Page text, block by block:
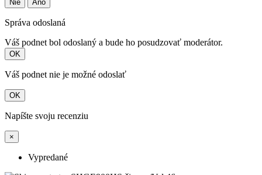
Nie Áno
Správa odoslaná
Váš podnet bol odoslaný a bude ho posudzovať moderátor.
OK
Váš podnet nie je možné odoslať
OK
Napíšte svoju recenziu
×
Vypredané